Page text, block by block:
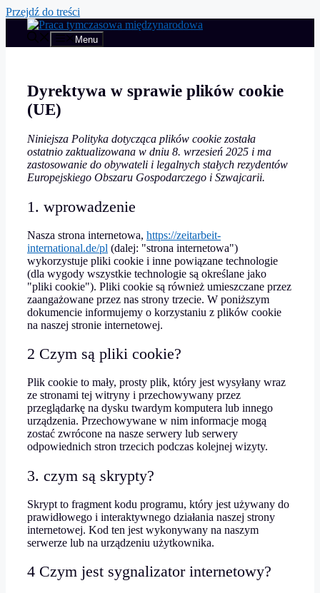
Przejdź do treści
Menu
Dyrektywa w sprawie plików cookie
(UE)
Niniejsza Polityka dotycząca plików cookie została
ostatnio zaktualizowana w dniu 8. wrzesień 2025 i ma
zastosowanie do obywateli i legalnych stałych rezydentów
Europejskiego Obszaru Gospodarczego i Szwajcarii.
1. wprowadzenie
Nasza strona internetowa, https://zeitarbeit-
international.de/pl (dalej: "strona internetowa")
wykorzystuje pliki cookie i inne powiązane technologie
(dla wygody wszystkie technologie są określane jako
"pliki cookie"). Pliki cookie są również umieszczane przez
zaangażowane przez nas strony trzecie. W poniższym
dokumencie informujemy o korzystaniu z plików cookie
na naszej stronie internetowej.
2 Czym są pliki cookie?
Plik cookie to mały, prosty plik, który jest wysyłany wraz
ze stronami tej witryny i przechowywany przez
przeglądarkę na dysku twardym komputera lub innego
urządzenia. Przechowywane w nim informacje mogą
zostać zwrócone na nasze serwery lub serwery
odpowiednich stron trzecich podczas kolejnej wizyty.
3. czym są skrypty?
Skrypt to fragment kodu programu, który jest używany do
prawidłowego i interaktywnego działania naszej strony
internetowej. Kod ten jest wykonywany na naszym
serwerze lub na urządzeniu użytkownika.
4 Czym jest sygnalizator internetowy?